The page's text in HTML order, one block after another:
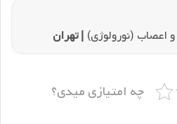
(نورولوژی) | تهران
چه امتیازی میدی؟